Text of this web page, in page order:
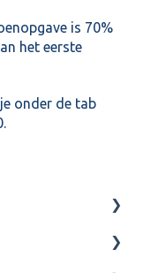
is 70%
het eerste
onder de tab